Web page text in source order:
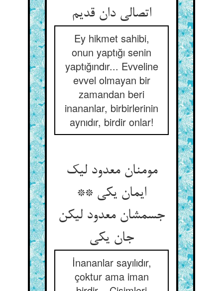
اتصالی دان قدیم
Ey hikmet sahibi,
onun yaptığı senin
yaptığındır... Evveline
evvel olmayan bir
zamandan beri
inananlar, birbirlerinin
aynıdır, birdir onlar!
مومنان معدود لیک
ایمان یکی **
جسمشان معدود لیکن
جان یکی
İnananlar sayılıdır,
çoktur ama iman